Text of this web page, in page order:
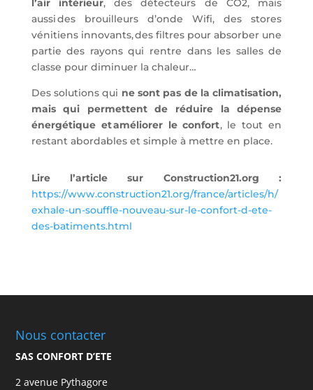
l’air intérieur, des détecteurs de CO2, mais
aussi des brouilleurs d’onde Wifi, des stores
vénitiens innovants, des filtres pour absorber une
partie des rayons qui rentre dans les salles de
classe pour diminuer la chaleur…
Des solutions qui ne sont pas de la climatisation,
mais qui permettent de réduire la dépense
énergétique et améliorer le confort, le tout en
restant abordables et simple à mettre en place.
Lire l’article sur Construction21.org :
https://www.construction21.org/france/articles/h/
exhale-un-souffle-nouveau-sur-le-confort-d-ete-
des-batiments.html
Nous contacter
SAS CONFORT D’ETE
2 avenue Pythagore